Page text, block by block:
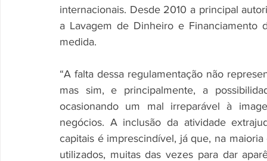
internacionais. Desde 2010 a principal
a Lavagem de Dinheiro e Financiamento
medida.
“A falta dessa regulamentação não
mas sim, e principalmente, a
ocasionando um mal irreparável à
negócios. A inclusão da atividade
capitais é imprescindível, já que, na
utilizados, muitas das vezes para dar